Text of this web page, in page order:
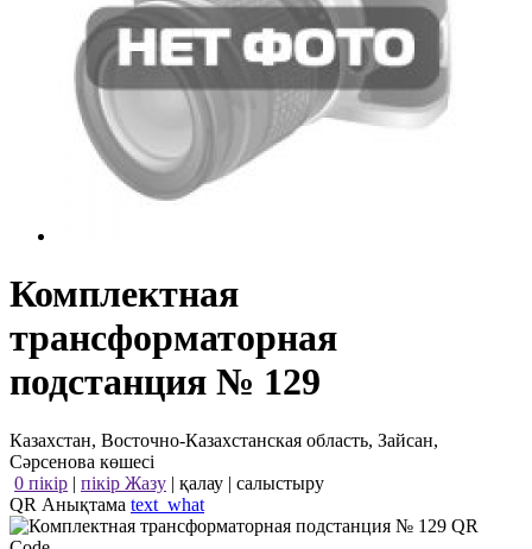
Комплектная
трансформаторная
подстанция № 129
Казахстан, Восточно-Казахстанская область, Зайсан,
Сәрсенова көшесі
0 пікір | пікір Жазу | қалау | салыстыру
QR Анықтама text_what